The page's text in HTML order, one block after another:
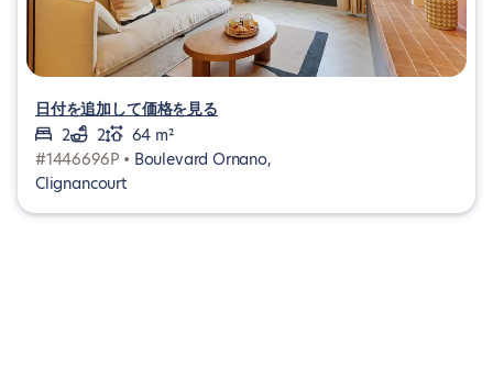
日付を追加して価格を見る
2
2
64 m²
#1446696P • Boulevard Ornano,
Clignancourt